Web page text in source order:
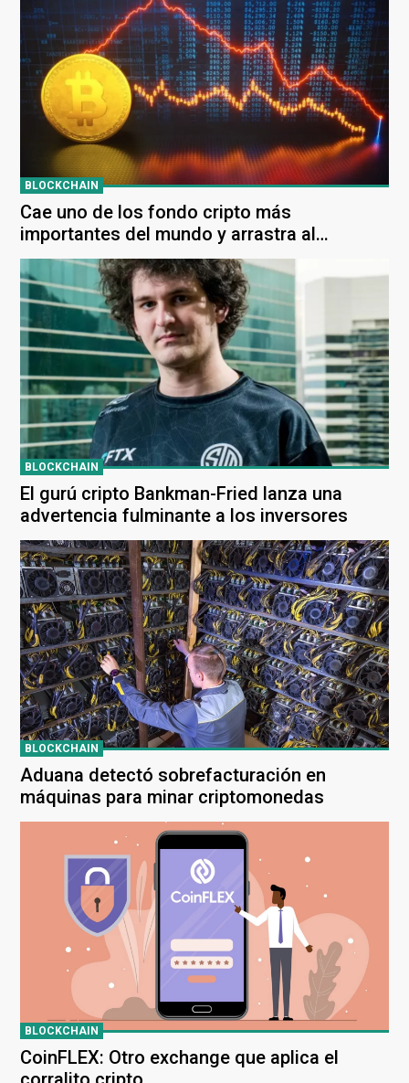
BLOCKCHAIN
Cae uno de los fondo cripto más
importantes del mundo y arrastra al
mercado
BLOCKCHAIN
El gurú cripto Bankman-Fried lanza una
advertencia fulminante a los inversores
BLOCKCHAIN
Aduana detectó sobrefacturación en
máquinas para minar criptomonedas
BLOCKCHAIN
CoinFLEX: Otro exchange que aplica el